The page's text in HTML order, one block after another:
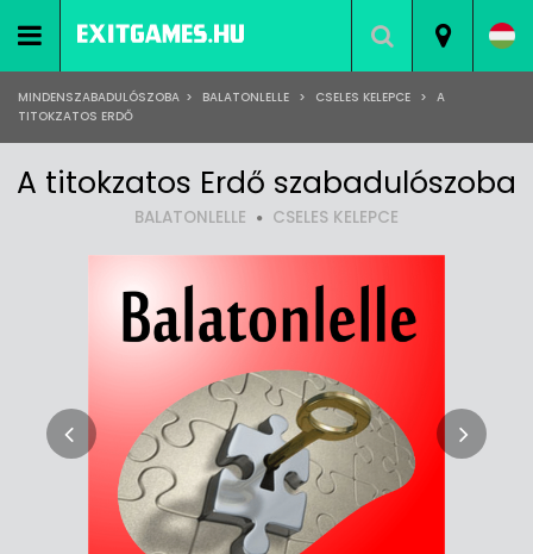
MINDENSZABADULÓSZOBA > BALATONLELLE > CSELES KELEPCE > A
TITOKZATOS ERDŐ
A titokzatos Erdő szabadulószoba
BALATONLELLE CSELES KELEPCE